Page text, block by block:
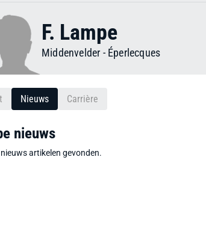
F. Lampe
Middenvelder - Éperlecques
Nieuws Carrière
nieuws
nieuws artikelen gevonden.